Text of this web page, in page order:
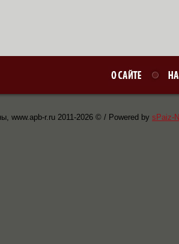
www.apb-r.ru 2011-2026 © / Powered by sPaiz-